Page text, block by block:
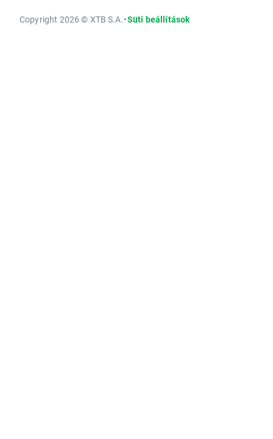
Copyright 2026 © XTB S.A.•Süti beállítások